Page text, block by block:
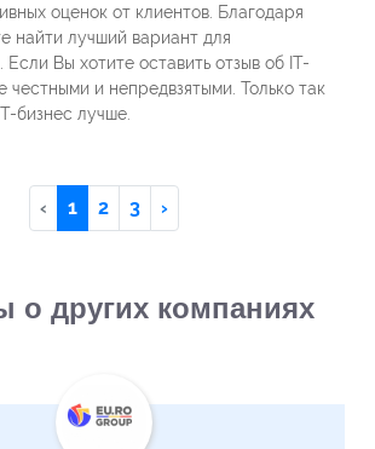
оценок от клиентов. Благодаря
найти лучший вариант для
Если Вы хотите оставить отзыв об IT-
честными и непредвзятыми. Только так
бизнес лучше.
‹ 1 2 3 ›
о других компаниях